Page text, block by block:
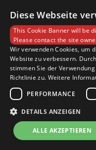
konforme
Nachhaltigkeit (ESG)
freiwillige
Compliance-Vorgabe
Konzernen.
Diese Webseite
This Cookie Banner will be
Please contact the site
Wir verwenden Cookies, um
Website zu verbessern.
stimmen Sie der
Richtlinie zu. Weitere
PERFORMANCE
DETAILS ANZEIGEN
ALLE AKZEPTIEREN